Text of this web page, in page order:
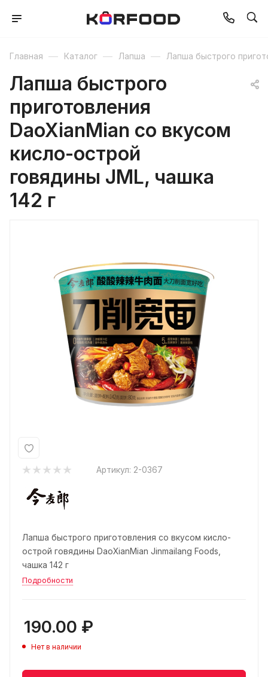
Главная — Каталог — Лапша — Лапша быстрого
Лапша быстрого
приготовления
DaoXianMian со вкусом
кисло-острой
говядины JML, чашка
142 г
Артикул: 2-0367
Лапша быстрого приготовления со вкусом кисло-
острой говядины DaoXianMian Jinmailang Foods,
чашка 142 г
Подробности
190.00 ₽
Нет в наличии